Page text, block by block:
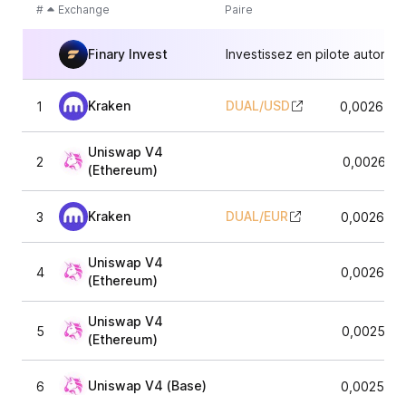
# Exchange Paire
Finary Invest Investissez en pilote
1 Kraken DUAL/USD
2
Uniswap V4
(Ethereum)
3 Kraken DUAL/EUR
4
Uniswap V4
(Ethereum)
5
Uniswap V4
(Ethereum)
6 Uniswap V4 (Base)